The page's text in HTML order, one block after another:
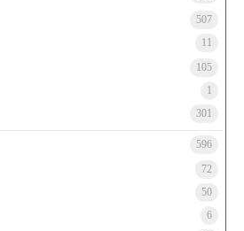
507
11
105
1
301
596
72
50
6